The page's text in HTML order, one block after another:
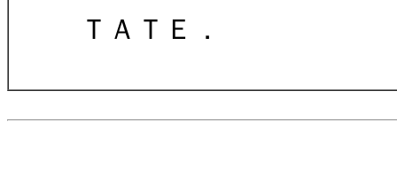
ＴＡＴＥ．